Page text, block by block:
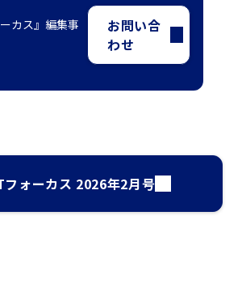
カス』編集事
お問い合
わせ
ォーカス 2026年2月号